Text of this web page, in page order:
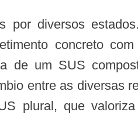
concreto
de um SUS
entre as diversas
plural, que